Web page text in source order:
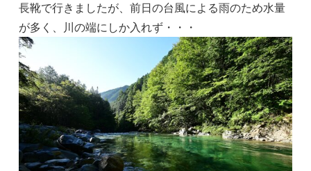
長靴で行きましたが、前日の台風による雨のため水量
が多く、川の端にしか入れず・・・